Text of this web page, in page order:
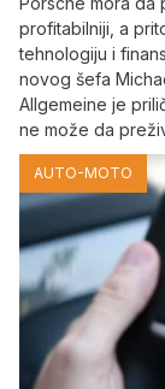
profitabilniji, a
tehnologiju i
novog šefa
Allgemeine je
ne može da
AUTO-MOTO